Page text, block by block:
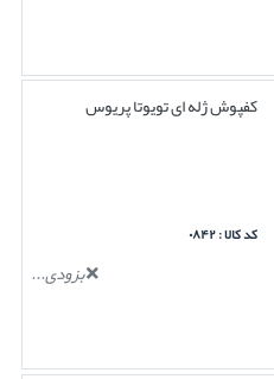
کفپوش ژله ای تویوتا پریوس
کد کالا : ۰۸۴۲
بزودی...